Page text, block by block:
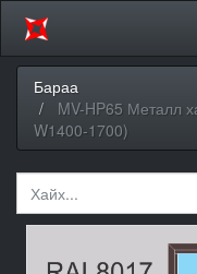
Бараа
MV-HP65 Металл
W1400-1700)